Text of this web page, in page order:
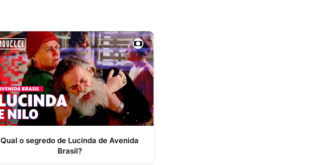
Qual o segredo de Lucinda de Avenida
Brasil?